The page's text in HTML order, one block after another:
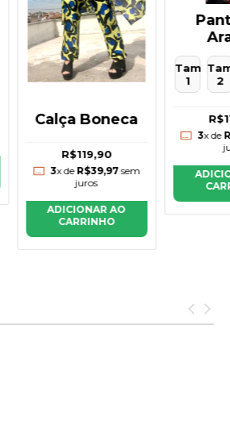
Calça Boneca
R$119,90
3x de R$39,97sem
juros
ADICIONAR AO
CARRINHO
Tam
1
2
3x de